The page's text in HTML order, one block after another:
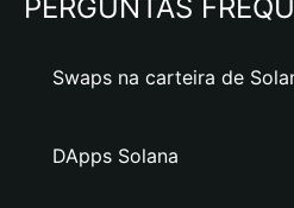
PERGUNTAS
Swaps na carteira de
DApps Solana